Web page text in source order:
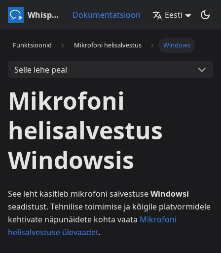
Whisperr Dokumentatsioon Eesti
Funktsioonid Mikrofoni helisalvestus Windows
Selle lehe peal
Mikrofoni
helisalvestus
Windowsis
See leht käsitleb mikrofoni salvestuseWindowsi
seadistust. Tehnilise toimimise ja kõigile platvormidele
kehtivate näpunäidete kohta vaata Mikrofoni
helisalvestuse ülevaadet.